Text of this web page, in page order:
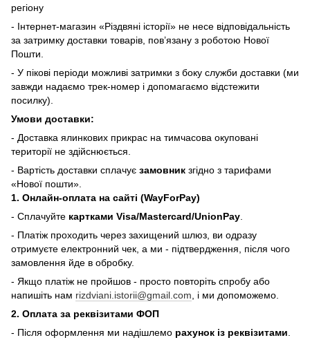
регіону
- Інтернет-магазин «Різдвяні історії» не несе відповідальність
за затримку доставки товарів, пов’язану з роботою Нової
Пошти.
- У пікові періоди можливі затримки з боку служби доставки (ми
завжди надаємо трек-номер і допомагаємо відстежити
посилку).
Умови доставки:
- Доставка ялинкових прикрас на тимчасова окуповані
території не здійснюється.
- Вартість доставки сплачує замовник згідно з тарифами
«Нової пошти».
1. Онлайн-оплата на сайті (WayForPay)
- Сплачуйте картками Visa/Mastercard/UnionPay
- Платіж проходить через захищений шлюз, ви одразу
отримуєте електронний чек, а ми - підтвердження, після чого
замовлення йде в обробку.
- Якщо платіж не пройшов - просто повторіть спробу або
напишіть нам rizdviani.istorii@gmail.com , і ми допоможемо.
2. Оплата за реквізитами ФОП
- Після оформлення ми надішлемо рахунок із реквізитами